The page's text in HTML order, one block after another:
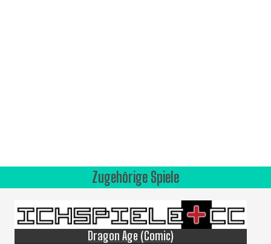
Zugehörige Spiele
Dragon Age (Comic)